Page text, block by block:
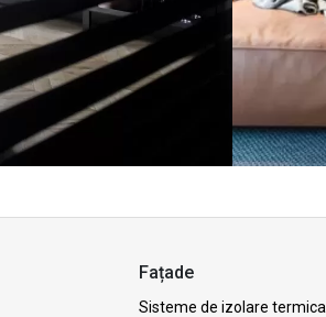
Fațade
Sisteme de izolare termica